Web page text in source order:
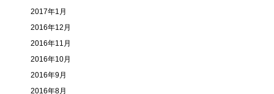
2017年1月
2016年12月
2016年11月
2016年10月
2016年9月
2016年8月